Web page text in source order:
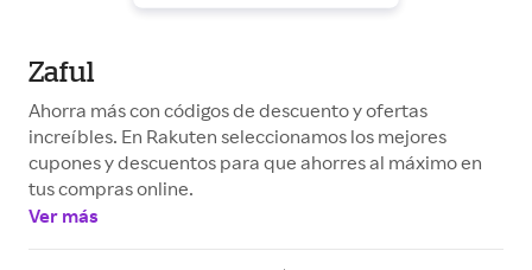
Zaful
Ahorra más con códigos de descuento y ofertas
increíbles. En Rakuten seleccionamos los mejores
cupones y descuentos para que ahorres al máximo en
tus compras online.
Ver más